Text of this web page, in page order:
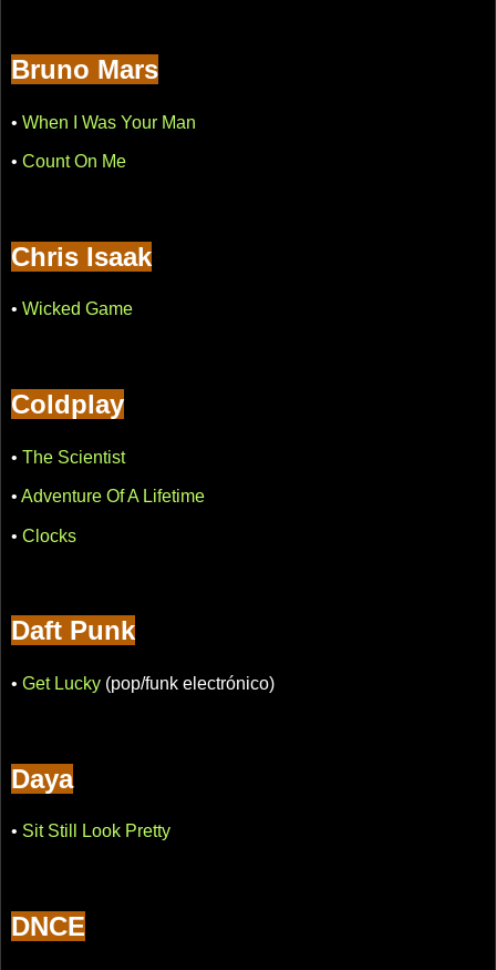
Bruno Mars
• When I Was Your Man
• Count On Me
Chris Isaak
• Wicked Game
Coldplay
• The Scientist
• Adventure Of A Lifetime
• Clocks
Daft Punk
• Get Lucky (pop/funk electrónico)
Daya
• Sit Still Look Pretty
DNCE